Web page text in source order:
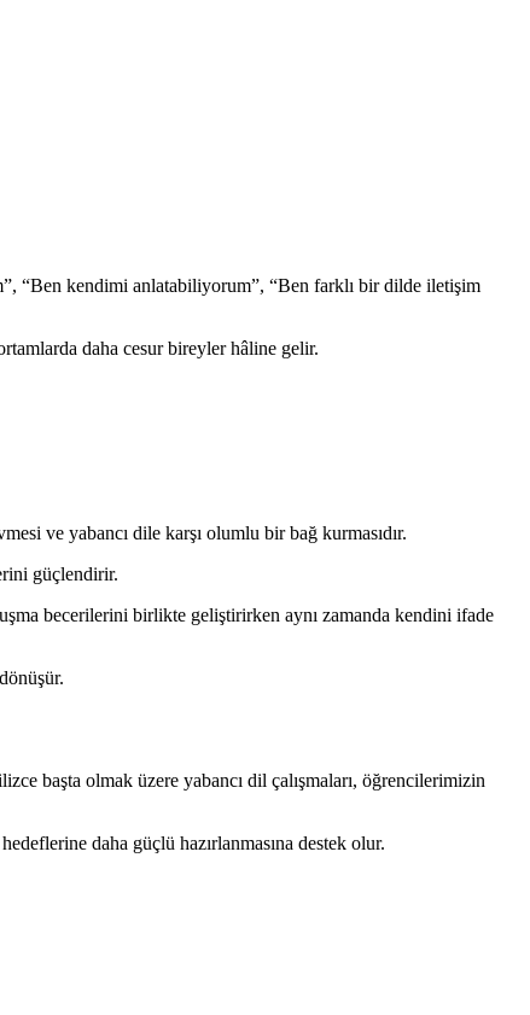
“Ben kendimi anlatabiliyorum”, “Ben farklı bir dilde iletişim
daha cesur bireyler hâline gelir.
ve yabancı dile karşı olumlu bir bağ kurmasıdır.
güçlendirir.
becerilerini birlikte geliştirirken aynı zamanda kendini ifade
başta olmak üzere yabancı dil çalışmaları, öğrencilerimizin
daha güçlü hazırlanmasına destek olur.